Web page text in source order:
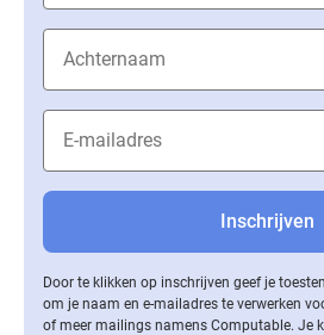
Door te klikken op inschrijven geef je
om je naam en e-mailadres te verwerken
of meer mailings namens Computable. Je